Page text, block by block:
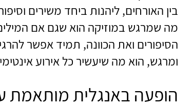
בין האורחים, ליהנות ביחד משירים
מה שמרגש במוזיקה הוא שגם אם
הסיפורים ואת הכוונה, תמיד אפשר
ומרגש, הוא מה שיעשיר כל אירוע
הופעה באנגלית מותאמת